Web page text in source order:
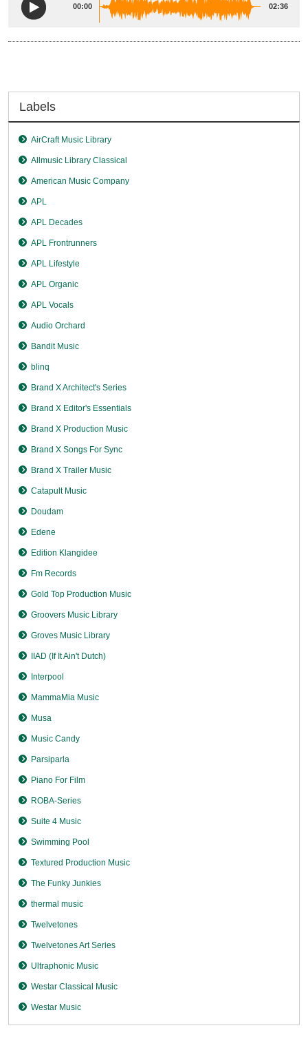
00:00 02:36
Labels
AirCraft Music Library
Allmusic Library Classical
American Music Company
APL
APL Decades
APL Frontrunners
APL Lifestyle
APL Organic
APL Vocals
Audio Orchard
Bandit Music
blinq
Brand X Architect's Series
Brand X Editor's Essentials
Brand X Production Music
Brand X Songs For Sync
Brand X Trailer Music
Catapult Music
Doudam
Edene
Edition Klangidee
Fm Records
Gold Top Production Music
Groovers Music Library
Groves Music Library
IIAD (If It Ain't Dutch)
Interpool
MammaMia Music
Musa
Music Candy
Parsiparla
Piano For Film
ROBA-Series
Suite 4 Music
Swimming Pool
Textured Production Music
The Funky Junkies
thermal music
Twelvetones
Twelvetones Art Series
Ultraphonic Music
Westar Classical Music
Westar Music